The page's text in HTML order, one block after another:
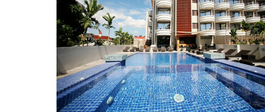
アメリカ・カナダ
中南米・カリブ海
モルディブ・他インド洋
太平洋地域
オセアニア
ハワイ
スウェーデン
ラトビア
スロヴェニア
北マケドニア
お電話でお問い合わせ
お電話の際にツアーコードPF-
ビーチファクトリー